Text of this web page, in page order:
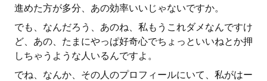
進めた方が多分、あの効率いいじゃないですか。
でも、なんだろう、あのね、私もうこれダメなんですけ
ど、あの、たまにやっぱ好奇心でちょっといいねとか押
しちゃうような人いるんですよ。
でね、なんか、その人のプロフィールにいて、私がはー